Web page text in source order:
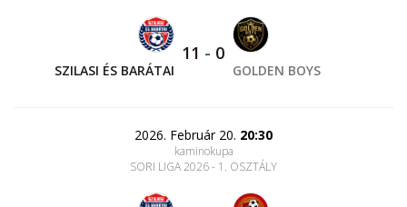
SZILASI ÉS BARÁTAI
11 - 0
GOLDEN BOYS
2026. Február 20. 20:30
kaminokupa
SORI LIGA 2026 - 1. OSZTÁLY